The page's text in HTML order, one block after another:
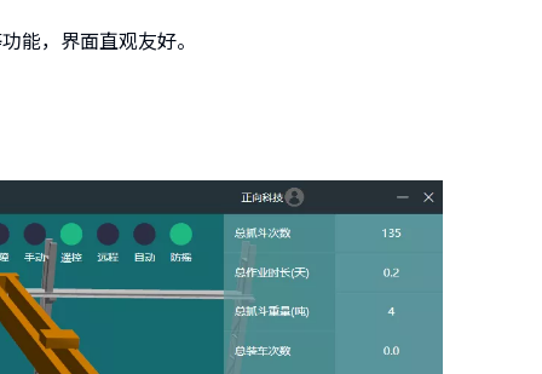
能，界面直观友好。